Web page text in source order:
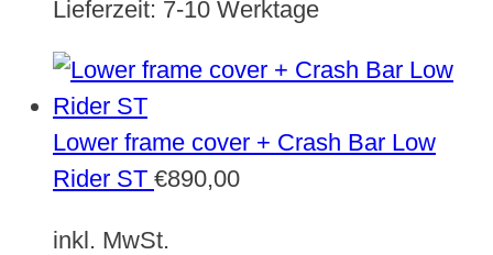
Lieferzeit: 7-10 Werktage
Lower frame cover + Crash Bar Low
Rider ST €890,00
inkl. MwSt.